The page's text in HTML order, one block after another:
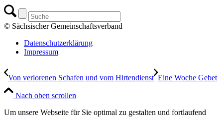
© Sächsischer Gemeinschaftsverband
Datenschutzerklärung
Impressum
Von verlorenen Schafen und vom Hirtendienst Eine Woche Gebet
Nach oben scrollen
Um unsere Webseite für Sie optimal zu gestalten und fortlaufend